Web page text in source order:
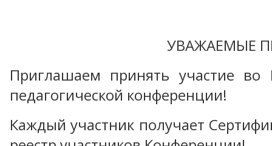
УВАЖАЕМЫЕ
Приглашаем принять участие во
педагогической конференции!
Каждый участник получает